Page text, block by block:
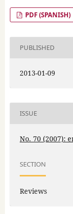
PDF (SPANISH)
PUBLISHED
2013-01-09
ISSUE
No. 70 (2007):
SECTION
Reviews